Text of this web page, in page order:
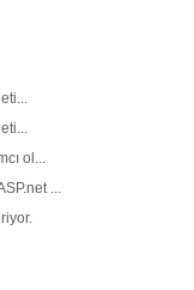
ol...
...